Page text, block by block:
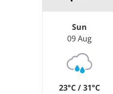
Sun
09 Aug
23°C / 31°C